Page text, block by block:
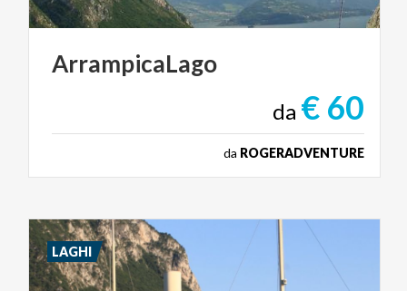
ArrampicaLago
da € 60
da ROGERADVENTURE
LAGHI